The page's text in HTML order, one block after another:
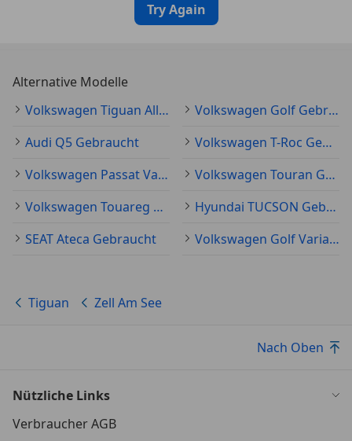
Try Again
Alternative Modelle
Volkswagen Tiguan Allspace Gebraucht
Volkswagen Golf Gebraucht
Audi Q5 Gebraucht
Volkswagen T-Roc Gebraucht
Volkswagen Passat Variant Gebraucht
Volkswagen Touran Gebraucht
Volkswagen Touareg Gebraucht
Hyundai TUCSON Gebraucht
SEAT Ateca Gebraucht
Volkswagen Golf Variant Gebraucht
Tiguan Zell Am See
Nach Oben
Nützliche Links
Verbraucher AGB